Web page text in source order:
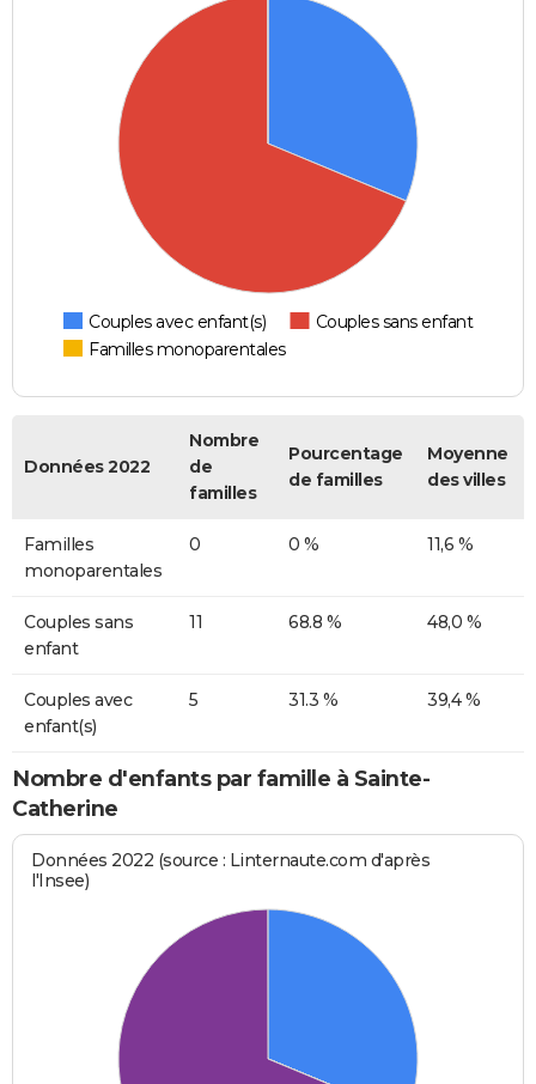
Couples avec enfant(s)
Couples sans enfant
Familles monoparentales
Données 2022
Nombre
de
familles
Pourcentage
de familles
Moyenne
des villes
Familles
monoparentales
0 0 % 11,6 %
Couples sans
enfant
11 68.8 % 48,0 %
Couples avec
enfant(s)
5 31.3 % 39,4 %
Nombre d'enfants par famille à Sainte-
Catherine
Données 2022 (source : Linternaute.com d'après
l'Insee)